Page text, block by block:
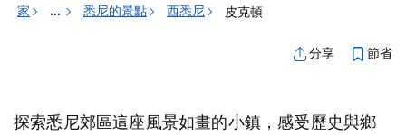
家 ... 悉尼的景點 西悉尼 皮克頓
分享 節省
探索悉尼郊區這座風景如畫的小鎮，感受歷史與鄉